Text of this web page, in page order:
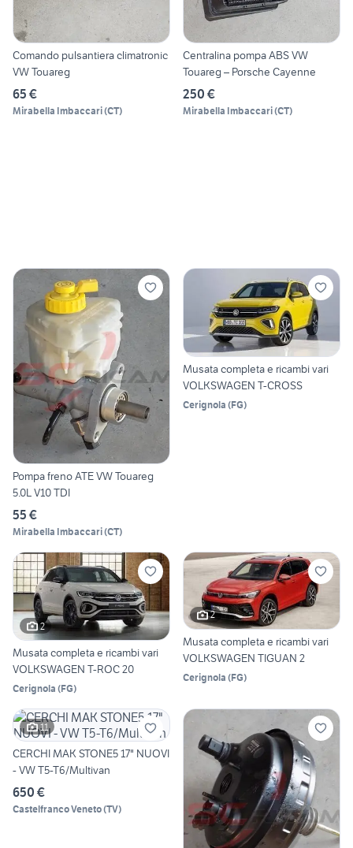
Comando pulsantiera climatronic
VW Touareg
65 €
Mirabella Imbaccari(CT)
Centralina pompa ABS VW
Touareg – Porsche Cayenne
250 €
Mirabella Imbaccari(CT)
Pompa freno ATE VW Touareg
5.0L V10 TDI
55 €
Mirabella Imbaccari(CT)
Musata completa e ricambi vari
VOLKSWAGEN T-CROSS
Cerignola (FG)
2
Musata completa e ricambi vari
VOLKSWAGEN T-ROC 20
Cerignola (FG)
2
Musata completa e ricambi vari
VOLKSWAGEN TIGUAN 2
Cerignola (FG)
11
CERCHI MAK STONE5 17" NUOVI
- VW T5-T6/Multivan
650 €
Castelfranco Veneto(TV)